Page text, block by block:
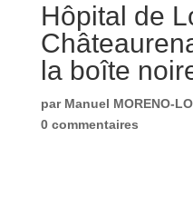
Hôpital de
la boîte
par Manuel MORENO-
0 commentaires